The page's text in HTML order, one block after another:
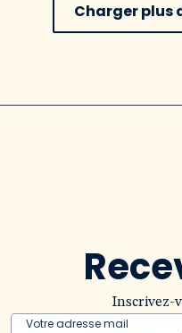
Charger plus
Inscrivez-
Votre adresse mail